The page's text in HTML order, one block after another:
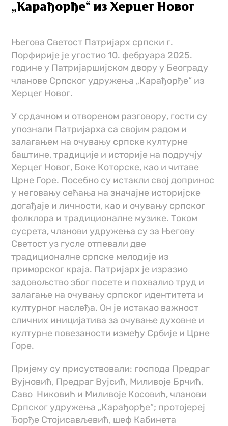
„Карађорђе“ из Херцег Новог
Његова Светост Патријарх српски г.
Порфирије је угостио 10. фебруара 2025.
године у Патријаршијском двору у Београду
чланове Српског удружења „Карађорђе“ из
Херцег Новог.
У срдачном и отвореном разговору, гости су
упознали Патријарха са својим радом и
залагањем на очувању српске културне
баштине, традиције и историје на подручју
Херцег Новог, Боке Которске, као и читаве
Црне Горе. Посебно су истакли свој допринос
у неговању сећања на значајне историјске
догађаје и личности, као и очувању српског
фолклора и традиционалне музике. Током
сусрета, чланови удружења су за Његову
Светост уз гусле отпевали две
традиционалне српске мелодије из
приморског краја. Патријарх је изразио
задовољство због посете и похвалио труд и
залагање на очувању српског идентитета и
културног наслеђа. Он је истакао важност
сличних иницијатива за очување духовне и
културне повезаности између Србије и Црне
Горе.
Пријему су присуствовали: господа Предраг
Вујновић, Предраг Вујсић, Миливоје Брчић,
Саво Никовић и Миливоје Косовић, чланови
Српског удружења „Карађорђе“; протојереј
Ђорђе Стојисављевић, шеф Кабинета